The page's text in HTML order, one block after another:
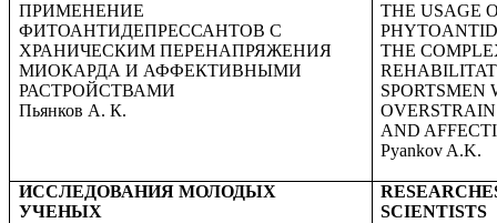
ПРИМЕНЕНИЕ
ФИТОАНТИДЕПРЕССАНТОВ С
ХРАНИЧЕСКИМ ПЕРЕНАПРЯЖЕНИЯ
МИОКАРДА И АФФЕКТИВНЫМИ
РАСТРОЙСТВАМИ
Пьянков А. К.
THE USAGE
THE
SPORTSMEN
AND
Pyankov A.K.
ИССЛЕДОВАНИЯ МОЛОДЫХ
УЧЕНЫХ
R
SCIENTISTS